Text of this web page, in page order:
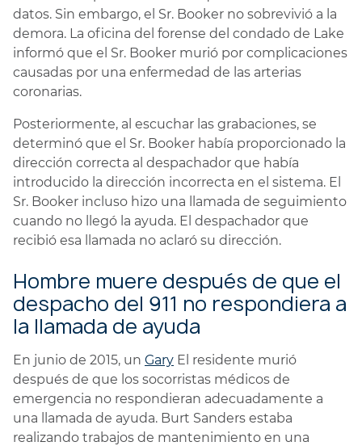
datos. Sin embargo, el Sr. Booker no sobrevivió a la
demora. La oficina del forense del condado de Lake
informó que el Sr. Booker murió por complicaciones
causadas por una enfermedad de las arterias
coronarias.
Posteriormente, al escuchar las grabaciones, se
determinó que el Sr. Booker había proporcionado la
dirección correcta al despachador que había
introducido la dirección incorrecta en el sistema. El
Sr. Booker incluso hizo una llamada de seguimiento
cuando no llegó la ayuda. El despachador que
recibió esa llamada no aclaró su dirección.
Hombre muere después de que el
despacho del 911 no respondiera a
la llamada de ayuda
En junio de 2015, un Gary El residente murió
después de que los socorristas médicos de
emergencia no respondieran adecuadamente a
una llamada de ayuda. Burt Sanders estaba
realizando trabajos de mantenimiento en una